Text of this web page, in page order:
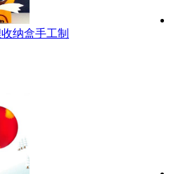
纳盒手工制